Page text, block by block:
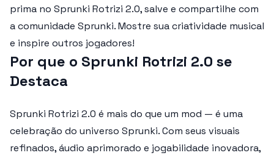
prima no Sprunki Rotrizi 2.0, salve e compartilhe com
a comunidade Sprunki. Mostre sua criatividade musical
e inspire outros jogadores!
Por que o Sprunki Rotrizi 2.0 se
Destaca
Sprunki Rotrizi 2.0 é mais do que um mod — é uma
celebração do universo Sprunki. Com seus visuais
refinados, áudio aprimorado e jogabilidade inovadora,